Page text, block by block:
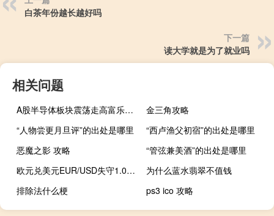
白茶年份越长越好吗
下一篇
读大学就是为了就业吗
相关问题
A股半导体板块震荡走高富乐德此前20cm涨停寒武纪盘中大涨超15%朗科科技、拓荆科技、金海通、芯源微等涨超5%
金三角攻略
“人物尝更月旦评”的出处是哪里
“西卢渔父初宿”的出处是哪里
恶魔之影 攻略
“管弦兼美酒”的出处是哪里
欧元兑美元EUR/USD失守1.07日内跌幅0.08%
为什么蓝水翡翠不值钱
排除法什么梗
ps3 ico 攻略